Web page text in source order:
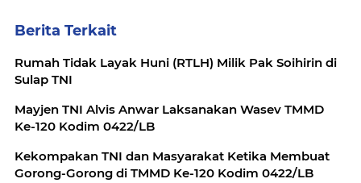
Berita Terkait
Rumah Tidak Layak Huni (RTLH) Milik Pak Soihirin di
Sulap TNI
Mayjen TNI Alvis Anwar Laksanakan Wasev TMMD
Ke-120 Kodim 0422/LB
Kekompakan TNI dan Masyarakat Ketika Membuat
Gorong-Gorong di TMMD Ke-120 Kodim 0422/LB